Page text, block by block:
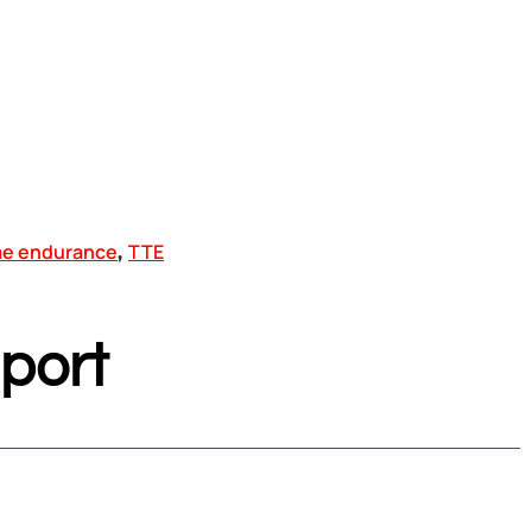
endurance, TTE